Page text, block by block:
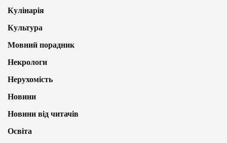
Кулінарія
Культура
Мовний порадник
Некрологи
Нерухомість
Новини
Новини від читачів
Освіта